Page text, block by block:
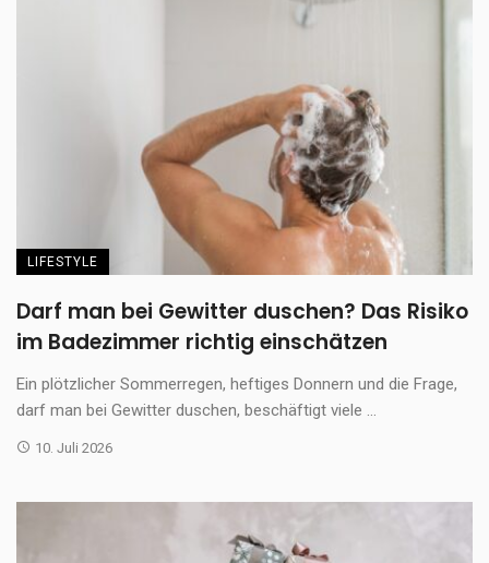
LIFESTYLE
Darf man bei Gewitter duschen? Das Risiko
im Badezimmer richtig einschätzen
Ein plötzlicher Sommerregen, heftiges Donnern und die Frage,
darf man bei Gewitter duschen, beschäftigt viele ...
10. Juli 2026